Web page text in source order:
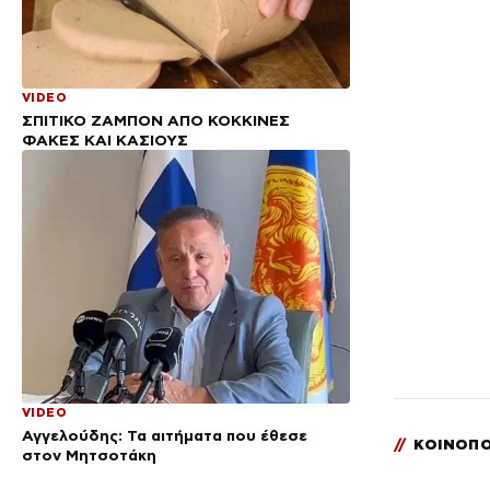
VIDEO
ΣΠΙΤΙΚΟ ΖΑΜΠΟΝ ΑΠΟ ΚΟΚΚΙΝΕΣ
ΦΑΚΕΣ ΚΑΙ ΚΑΣΙΟΥΣ
VIDEO
Αγγελούδης: Τα αιτήματα που έθεσε
στον Μητσοτάκη
//